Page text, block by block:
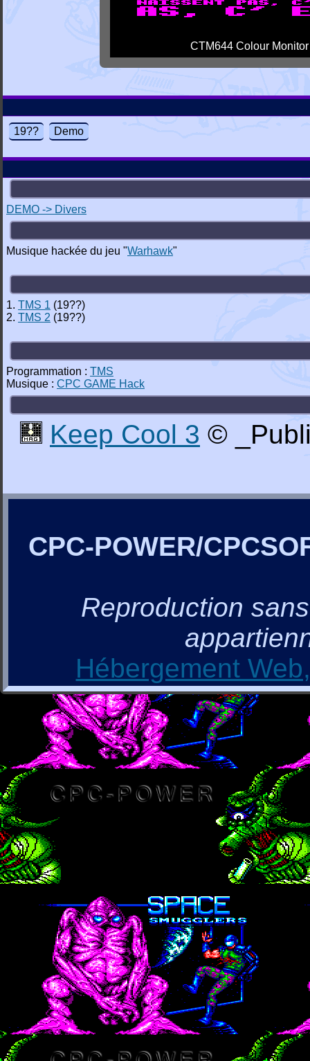
CTM644 Colour Monitor
19?? Demo
DEMO -> Divers
Musique hackée du jeu "Warhawk"
1. TMS 1 (19??)
2. TMS 2 (19??)
Programmation : TMS
Musique : CPC GAME Hack
Keep Cool 3 ©
CPC-POWER/
Reproduction
Hébergement